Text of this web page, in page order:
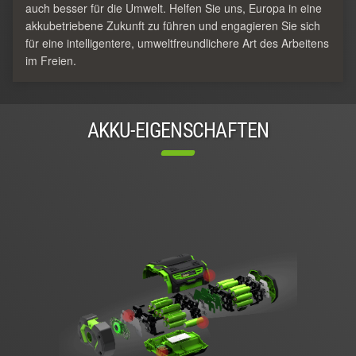
auch besser für die Umwelt. Helfen Sie uns, Europa in eine
akkubetriebene Zukunft zu führen und engagieren Sie sich
für eine intelligentere, umweltfreundlichere Art des Arbeitens
im Freien.
AKKU-EIGENSCHAFTEN